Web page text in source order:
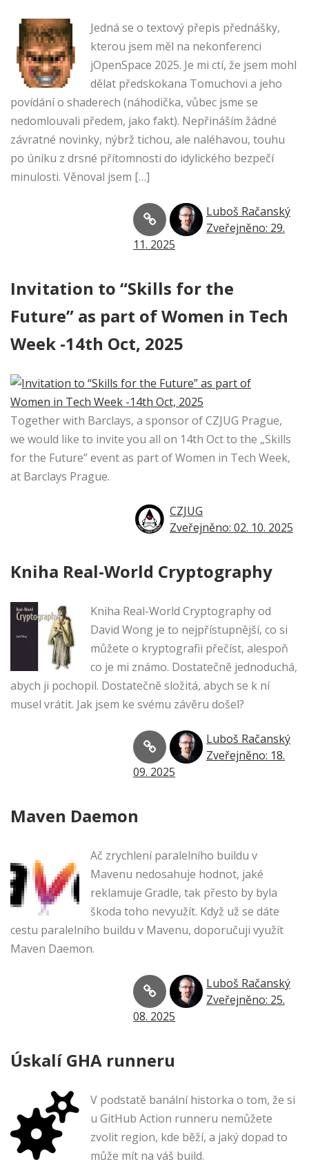
Jedná se o textový přepis přednášky,
kterou jsem měl na nekonferenci
jOpenSpace 2025. Je mi ctí, že jsem mohl
dělat předskokana Tomuchovi a jeho
povídání o shaderech (náhodička, vůbec jsme se
nedomlouvali předem, jako fakt). Nepřináším žádné
závratné novinky, nýbrž tichou, ale naléhavou, touhu
po úniku z drsné přítomnosti do idylického bezpečí
minulosti. Věnoval jsem […]
Luboš Račanský
Zveřejněno: 29.
11. 2025
Invitation to “Skills for the
Future” as part of Women in Tech
Week -14th Oct, 2025
Together with Barclays, a sponsor of CZJUG Prague,
we would like to invite you all on 14th Oct to the „Skills
for the Future” event as part of Women in Tech Week,
at Barclays Prague.
CZJUG
Zveřejněno: 02. 10. 2025
Kniha Real-World Cryptography
Kniha Real-World Cryptography od
David Wong je to nejpřístupnější, co si
můžete o kryptografii přečíst, alespoň
co je mi známo. Dostatečně jednoduchá,
abych ji pochopil. Dostatečně složitá, abych se k ní
musel vrátit. Jak jsem ke svému závěru došel?
Luboš Račanský
Zveřejněno: 18.
09. 2025
Maven Daemon
Ač zrychlení paralelního buildu v
Mavenu nedosahuje hodnot, jaké
reklamuje Gradle, tak přesto by byla
škoda toho nevyužít. Když už se dáte
cestu paralelního buildu v Mavenu, doporučuji využít
Maven Daemon.
Luboš Račanský
Zveřejněno: 25.
08. 2025
Úskalí GHA runneru
V podstatě banální historka o tom, že si
u GitHub Action runneru nemůžete
zvolit region, kde běží, a jaký dopad to
může mít na váš build.